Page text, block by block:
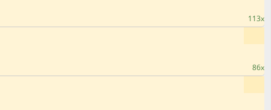
113x
86x